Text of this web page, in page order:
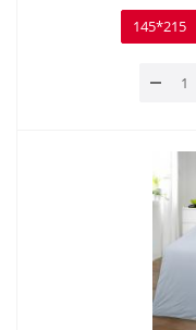
145*215